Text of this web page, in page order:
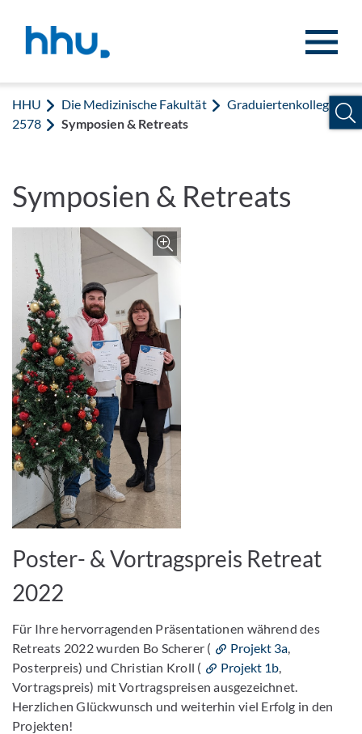
HHU Die Medizinische Fakultät
Graduiertenkolleg
2578
Symposien & Retreats
Symposien & Retreats
Poster- & Vortragspreis Retreat
2022
Für Ihre hervorragenden Präsentationen während des
Retreats 2022 wurden Bo Scherer (
Projekt 3a
Posterpreis) und Christian Kroll (
Projekt 1b
Vortragspreis) mit Vortragspreisen ausgezeichnet.
Herzlichen Glückwunsch und weiterhin viel Erfolg in den
Projekten!